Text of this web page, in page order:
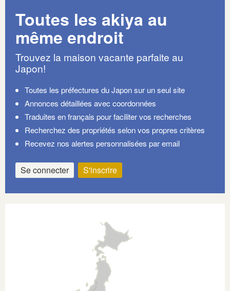
Toutes les akiya au
même endroit
Trouvez la maison vacante parfaite au
Japon!
Toutes les préfectures du Japon sur un seul site
Annonces détaillées avec coordonnées
Traduites en français pour faciliter vos recherches
Recherchez des propriétés selon vos propres critères
Recevez nos alertes personnalisées par email
Se connecter S'inscrire